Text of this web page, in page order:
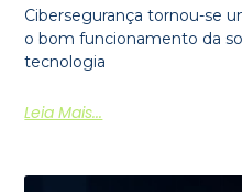
Cibersegurança tornou-se
o bom funcionamento da
tecnologia
Leia Mais...